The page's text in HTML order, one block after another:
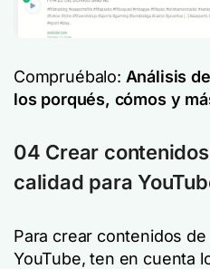
Compruébalo: Análisis
los porqués, cómos y
04 Crear
calidad para
Para crear contenidos
YouTube, ten en cuenta